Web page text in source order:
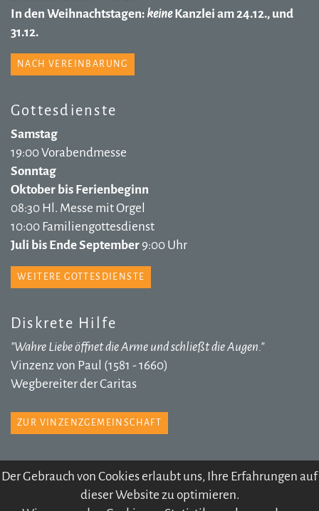
Der Gebrauch von Cookies erlaubt uns, Ihre Erfahrungen auf
dieser Website zu optimieren.
In den Weihnachtstagen: keineKanzlei am 24.12., und
31.12.
NACH VEREINBARUNG
Gottesdienste
Samstag
19:00 Vorabendmesse
Sonntag
Oktober bis Ferienbeginn
08:30 Hl. Messe mit Orgel
10:00 Familiengottesdienst
Juli bis Ende September 9:00 Uhr
WEITERE GOTTESDIENSTE
Diskrete Hilfe
"Wahre Liebe öffnet die Arme und schließt die Augen."
Vinzenz von Paul (1581 - 1660)
Wegbereiter der Caritas
ZUR VINZENZGEMEINSCHAFT
© 2026 Pfarre Völs